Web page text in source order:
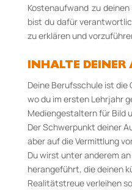
Kostenaufwand zu
bist du dafür
zu erklären und
INHALTE DEINER
Deine Berufsschule ist die
wo du im ersten Lehrjahr
Mediengestaltern für Bild
Der Schwerpunkt deiner
aber auf die Vermittlung
Du wirst unter anderem
herangeführt, die deinen
Realitätstreue verleihen